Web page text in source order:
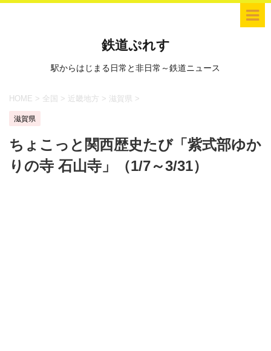
鉄道ぷれす
駅からはじまる日常と非日常～鉄道ニュース
HOME > 全国 > 近畿地方 > 滋賀県 >
滋賀県
ちょこっと関西歴史たび「紫式部ゆか
りの寺 石山寺」（1/7～3/31）